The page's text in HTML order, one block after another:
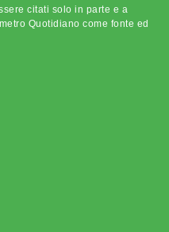
citati solo in parte e a
Quotidiano come fonte ed